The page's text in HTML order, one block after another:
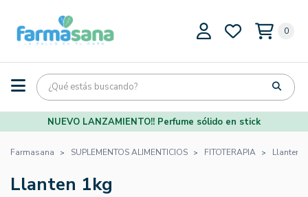
0
NUEVO LANZAMIENTO!! Perfume sólido en stick
Farmasana SUPLEMENTOS ALIMENTICIOS FITOTERAPIA Llanten
Llanten 1kg